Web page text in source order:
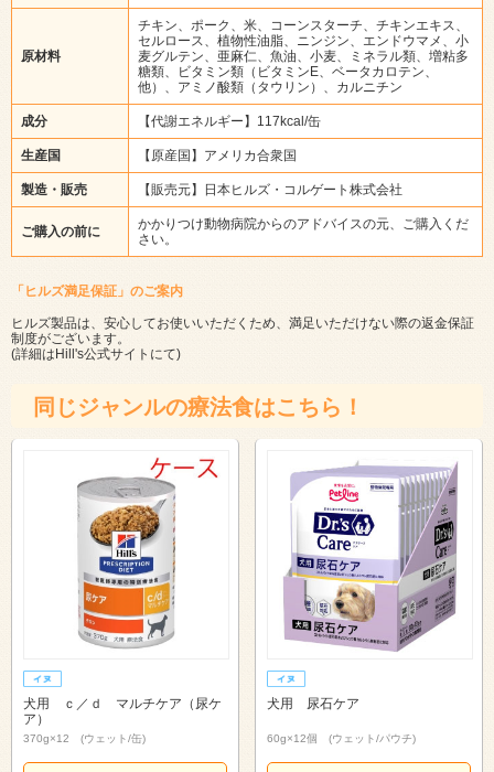
原材料
チキン、ポーク、米、コーンスターチ、チキンエキス、
セルロース、植物性油脂、ニンジン、エンドウマメ、小
麦グルテン、亜麻仁、魚油、小麦、ミネラル類、増粘多
糖類、ビタミン類（ビタミンE、ベータカロテン、
他）、アミノ酸類（タウリン）、カルニチン
成分 【代謝エネルギー】117kcal/缶
生産国 【原産国】アメリカ合衆国
製造・販売 【販売元】日本ヒルズ・コルゲート株式会社
ご購入の前に
かかりつけ動物病院からのアドバイスの元、ご購入くだ
さい。
「ヒルズ満足保証」のご案内
ヒルズ製品は、安心してお使いいただくため、満足いただけない際の返金保証
制度がございます。
(詳細はHill's公式サイト にて)
同じジャンルの療法食はこちら！
犬用 ｃ／ｄ マルチケア（尿ケ
ア）
370g×12 (ウェット/缶)
犬用 尿石ケア
60g×12個 (ウェット/パウチ)